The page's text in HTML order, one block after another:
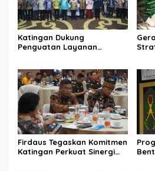
Katingan Dukung
Penguatan Layanan
Firdaus Tegaskan Komitmen
Katingan Perkuat Sinergi